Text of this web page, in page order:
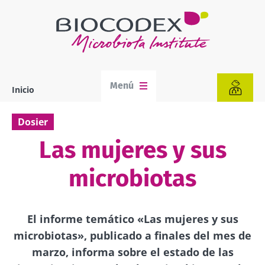
de
ayuda
navegación
Inicio Menú
Dosier
Las mujeres y sus
microbiotas
El informe temático «Las mujeres y sus
microbiotas», publicado a finales del mes de
marzo, informa sobre el estado de las